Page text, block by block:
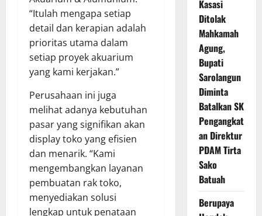
“Itulah mengapa setiap
detail dan kerapian adalah
prioritas utama dalam
setiap proyek akuarium
yang kami kerjakan.”
Perusahaan ini juga
melihat adanya kebutuhan
pasar yang signifikan akan
display toko yang efisien
dan menarik. “Kami
mengembangkan layanan
pembuatan rak toko,
menyediakan solusi
lengkap untuk penataan
Kasasi
Ditolak
Mahkamah
Agung,
Bupati
Sarolangun
Diminta
Batalkan SK
Pengangkat
an Direktur
PDAM Tirta
Sako
Batuah
Berupaya